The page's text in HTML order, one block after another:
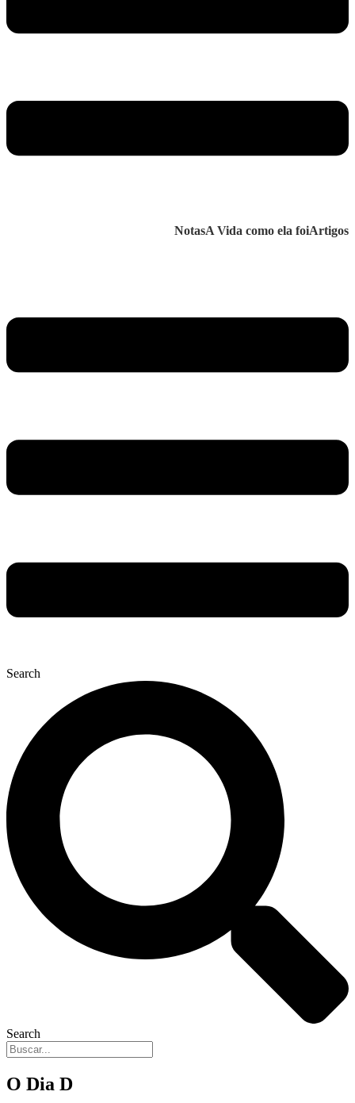
NotasA Vida como ela foiArtigos
Search
Search
O Dia D